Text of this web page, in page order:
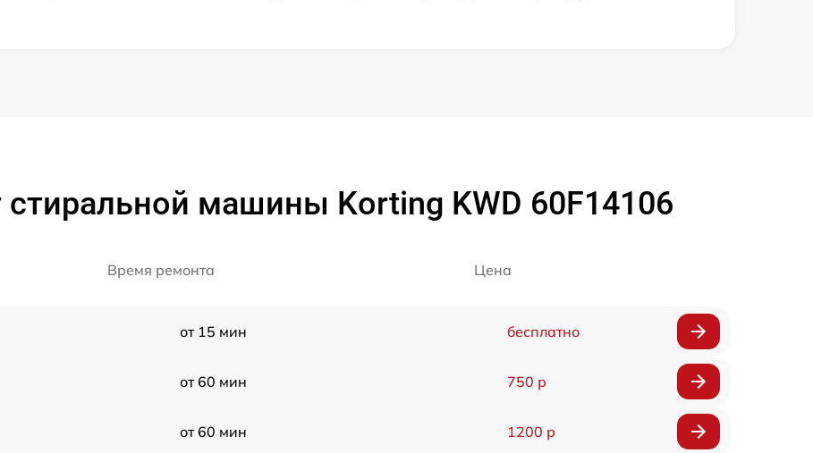
машины Korting KWD 60F14106
Время ремонта Цена
от 15 мин бесплатно
от 60 мин 750 р
от 60 мин 1200 р